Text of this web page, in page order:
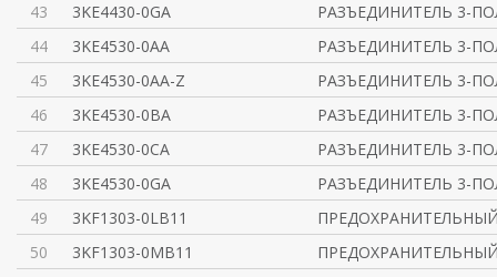
43
3KE4430-0GA
РАЗЪЕДИНИТЕЛЬ 3-
44
3KE4530-0AA
РАЗЪЕДИНИТЕЛЬ 3-
45
3KE4530-0AA-Z
РАЗЪЕДИНИТЕЛЬ 3-
46
3KE4530-0BA
РАЗЪЕДИНИТЕЛЬ 3-
47
3KE4530-0CA
РАЗЪЕДИНИТЕЛЬ 3-
48
3KE4530-0GA
РАЗЪЕДИНИТЕЛЬ 3-
49
3KF1303-0LB11
50
3KF1303-0MB11